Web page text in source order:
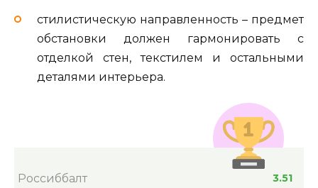
стилистическую направленность – предмет
обстановки должен гармонировать с
отделкой стен, текстилем и остальными
деталями интерьера.
Россиббалт 3.51